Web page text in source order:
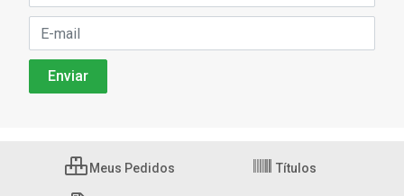
Meus Pedidos Títulos